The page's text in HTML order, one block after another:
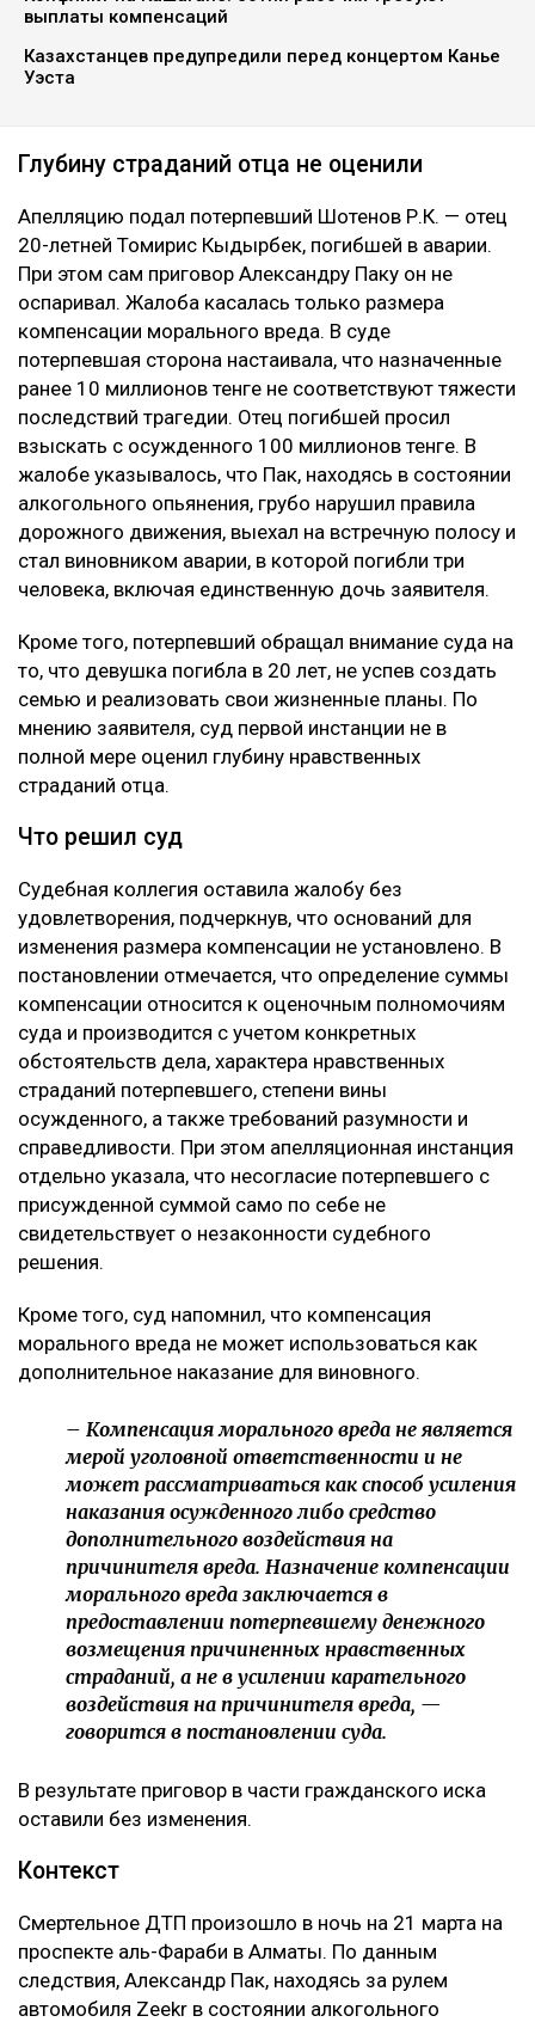
выплаты компенсаций
Казахстанцев предупредили перед концертом Канье
Уэста
Глубину страданий отца не оценили
Апелляцию подал потерпевший Шотенов Р.К. — отец
20-летней Томирис Кыдырбек, погибшей в аварии.
При этом сам приговор Александру Паку он не
оспаривал. Жалоба касалась только размера
компенсации морального вреда. В суде
потерпевшая сторона настаивала, что назначенные
ранее 10 миллионов тенге не соответствуют тяжести
последствий трагедии. Отец погибшей просил
взыскать с осужденного 100 миллионов тенге. В
жалобе указывалось, что Пак, находясь в состоянии
алкогольного опьянения, грубо нарушил правила
дорожного движения, выехал на встречную полосу и
стал виновником аварии, в которой погибли три
человека, включая единственную дочь заявителя.
Кроме того, потерпевший обращал внимание суда на
то, что девушка погибла в 20 лет, не успев создать
семью и реализовать свои жизненные планы. По
мнению заявителя, суд первой инстанции не в
полной мере оценил глубину нравственных
страданий отца.
Что решил суд
Судебная коллегия оставила жалобу без
удовлетворения, подчеркнув, что оснований для
изменения размера компенсации не установлено. В
постановлении отмечается, что определение суммы
компенсации относится к оценочным полномочиям
суда и производится с учетом конкретных
обстоятельств дела, характера нравственных
страданий потерпевшего, степени вины
осужденного, а также требований разумности и
справедливости. При этом апелляционная инстанция
отдельно указала, что несогласие потерпевшего с
присужденной суммой само по себе не
свидетельствует о незаконности судебного
решения.
Кроме того, суд напомнил, что компенсация
морального вреда не может использоваться как
дополнительное наказание для виновного.
– Компенсация морального вреда не является
мерой уголовной ответственности и не
может рассматриваться как способ усиления
наказания осужденного либо средство
дополнительного воздействия на
причинителя вреда. Назначение компенсации
морального вреда заключается в
предоставлении потерпевшему денежного
возмещения причиненных нравственных
страданий, а не в усилении карательного
воздействия на причинителя вреда, —
говорится в постановлении суда.
В результате приговор в части гражданского иска
оставили без изменения.
Контекст
Смертельное ДТП произошло в ночь на 21 марта на
проспекте аль-Фараби в Алматы. По данным
следствия, Александр Пак, находясь за рулем
автомобиля Zeekr в состоянии алкогольного